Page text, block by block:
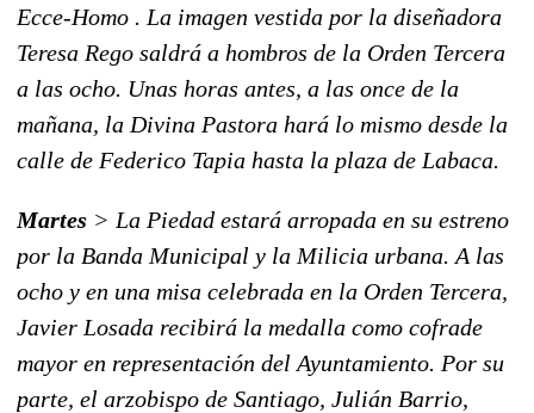
Ecce-Homo . La imagen vestida por la diseñadora
Teresa Rego saldrá a hombros de la Orden Tercera
a las ocho. Unas horas antes, a las once de la
mañana, la Divina Pastora hará lo mismo desde la
calle de Federico Tapia hasta la plaza de Labaca.
Martes > La Piedad estará arropada en su estreno
por la Banda Municipal y la Milicia urbana. A las
ocho y en una misa celebrada en la Orden Tercera,
Javier Losada recibirá la medalla como cofrade
mayor en representación del Ayuntamiento. Por su
parte, el arzobispo de Santiago, Julián Barrio,